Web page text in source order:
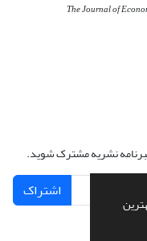
The Journal of
نشریه مشترک شوید.
اشتراک